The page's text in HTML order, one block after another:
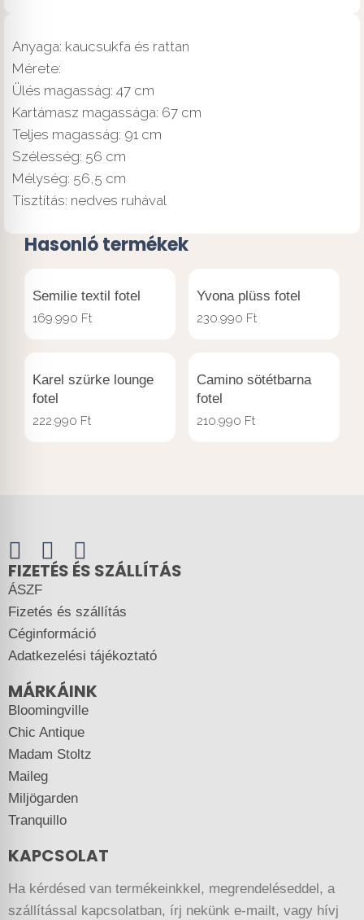
Anyaga: kaucsukfa és rattan
Mérete:
Ülés magasság: 47 cm
Kartámasz magassága: 67 cm
Teljes magasság: 91 cm
Szélesség: 56 cm
Mélység: 56,5 cm
Tisztítás: nedves ruhával
Hasonló termékek
Semilie textil fotel
169.990 Ft
Yvona plüss fotel
230.990 Ft
Karel szürke lounge
fotel
222.990 Ft
Camino sötétbarna
fotel
210.990 Ft
FIZETÉS ÉS SZÁLLÍTÁS
ÁSZF
Fizetés és szállítás
Céginformáció
Adatkezelési tájékoztató
MÁRKÁINK
Bloomingville
Chic Antique
Madam Stoltz
Maileg
Miljögarden
Tranquillo
KAPCSOLAT
Ha kérdésed van termékeinkkel, megrendeléseddel, a
szállítással kapcsolatban, írj nekünk e-mailt, vagy hívj